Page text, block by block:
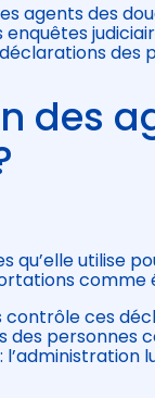
agents des
enquêtes
des
des
qu’elle utilise
contrôle ces
personnes